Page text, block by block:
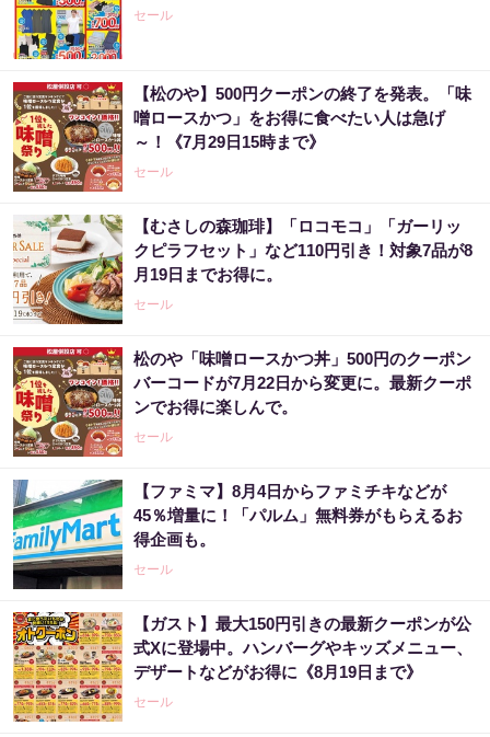
セール
【松のや】500円クーポンの終了を発表。「味
噌ロースかつ」をお得に食べたい人は急げ
～！《7月29日15時まで》
セール
【むさしの森珈琲】「ロコモコ」「ガーリッ
クピラフセット」など110円引き！対象7品が8
月19日までお得に。
セール
松のや「味噌ロースかつ丼」500円のクーポン
バーコードが7月22日から変更に。最新クーポ
ンでお得に楽しんで。
セール
【ファミマ】8月4日からファミチキなどが
45％増量に！「パルム」無料券がもらえるお
得企画も。
セール
【ガスト】最大150円引きの最新クーポンが公
式Xに登場中。ハンバーグやキッズメニュー、
デザートなどがお得に《8月19日まで》
セール